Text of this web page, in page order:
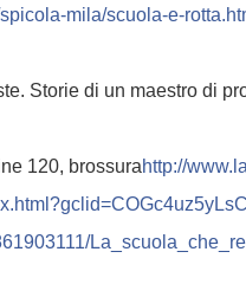
mila/scuola-e-
Storie di un maestro di
120, brossurahttp://